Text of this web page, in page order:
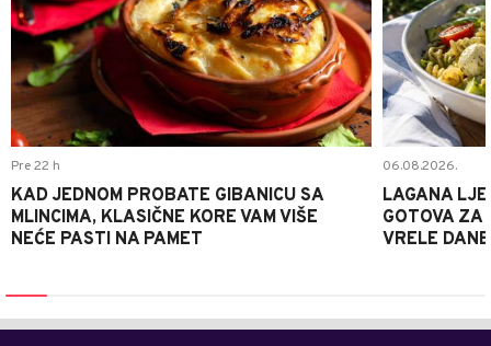
Pre 22 h
KAD JEDNOM PROBATE GIBANICU SA
MLINCIMA, KLASIČNE KORE VAM VIŠE
NEĆE PASTI NA PAMET
06.08.2026.
LAGANA
GOTOVA ZA
VRELE DANE